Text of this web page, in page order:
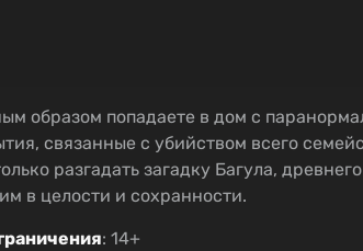
образом попадаете в дом с
связанные с убийством всего
разгадать загадку Багула,
в целости и сохранности.
: 14+